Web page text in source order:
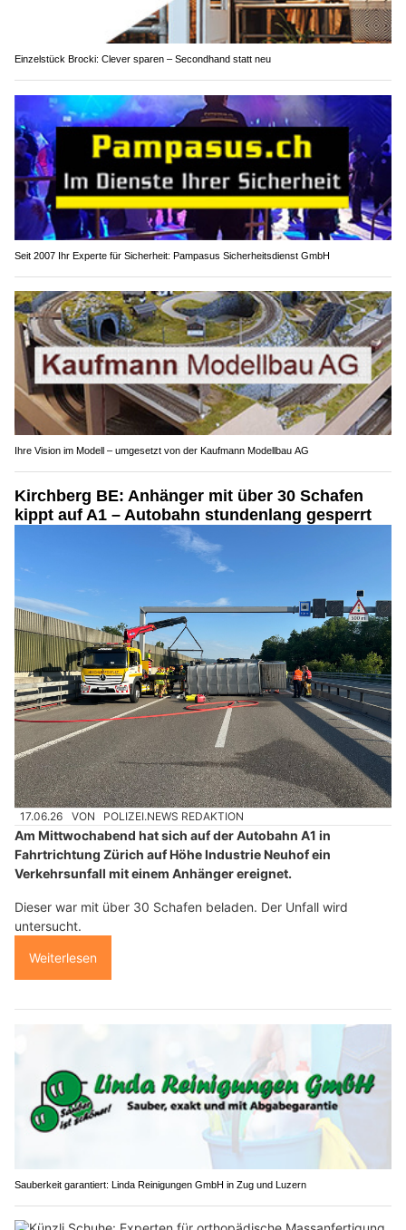
Einzelstück Brocki: Clever sparen – Secondhand statt neu
Seit 2007 Ihr Experte für Sicherheit: Pampasus Sicherheitsdienst GmbH
Ihre Vision im Modell – umgesetzt von der Kaufmann Modellbau AG
Kirchberg BE: Anhänger mit über 30 Schafen
kippt auf A1 – Autobahn stundenlang gesperrt
17.06.26 VON POLIZEI.NEWS REDAKTION
Am Mittwochabend hat sich auf der Autobahn A1 in
Fahrtrichtung Zürich auf Höhe Industrie Neuhof ein
Verkehrsunfall mit einem Anhänger ereignet.
Dieser war mit über 30 Schafen beladen. Der Unfall wird
untersucht.
Weiterlesen
Sauberkeit garantiert: Linda Reinigungen GmbH in Zug und Luzern